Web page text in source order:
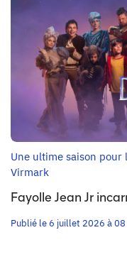
Une ultime saison
Virmark
Fayolle Jean Jr
Publié le 6 juillet 2026 à 08